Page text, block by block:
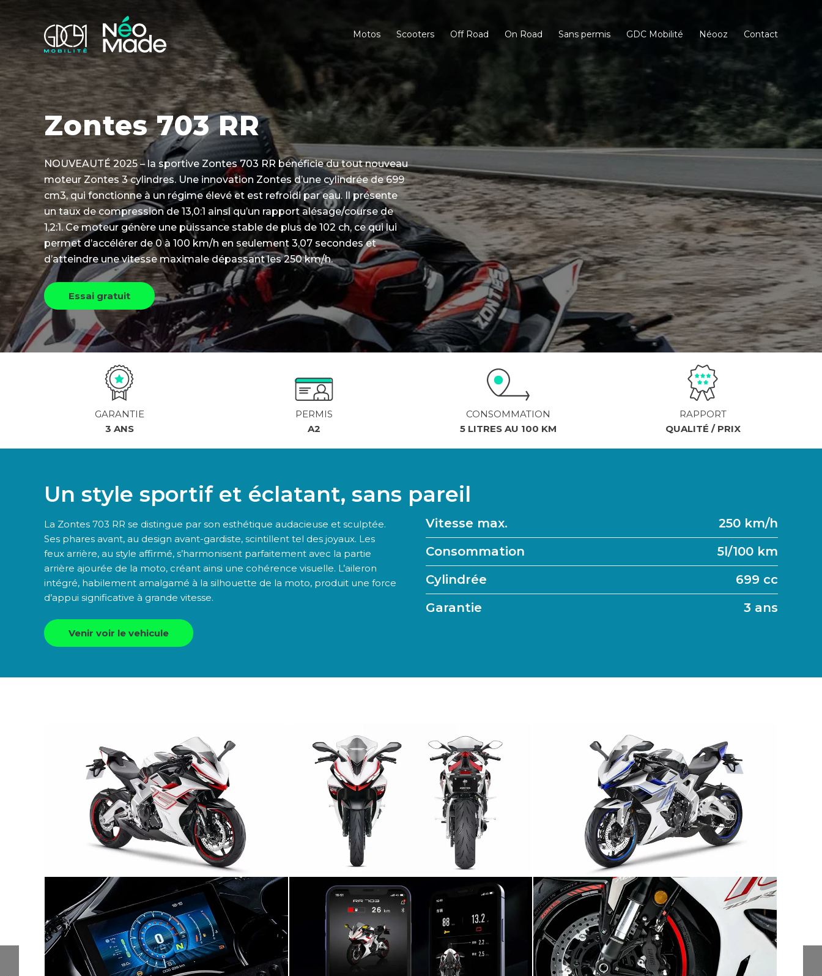
Motos Scooters Off Road On Road Sans permis GDC Mobilité Néooz Contact
Zontes 703 RR
NOUVEAUTÉ 2025 – la sportive Zontes 703 RR bénéficie du tout nouveau
moteur Zontes 3 cylindres. Une innovation Zontes d’une cylindrée de 699
cm3, qui fonctionne à un régime élevé et est refroidi par eau. Il présente
un taux de compression de 13,0:1 ainsi qu’un rapport alésage/course de
1,2:1. Ce moteur génère une puissance stable de plus de 102 ch, ce qui lui
permet d’accélérer de 0 à 100 km/h en seulement 3,07 secondes et
d’atteindre une vitesse maximale dépassant les 250 km/h.
Essai gratuit
GARANTIE
3 ANS
PERMIS
A2
CONSOMMATION
5 LITRES AU 100 KM
RAPPORT
QUALITÉ / PRIX
Un style sportif et éclatant, sans pareil
La Zontes 703 RR se distingue par son esthétique audacieuse et sculptée.
Ses phares avant, au design avant-gardiste, scintillent tel des joyaux. Les
feux arrière, au style affirmé, s’harmonisent parfaitement avec la partie
arrière ajourée de la moto, créant ainsi une cohérence visuelle. L’aileron
intégré, habilement amalgamé à la silhouette de la moto, produit une force
d’appui significative à grande vitesse.
Venir voir le vehicule
Vitesse max.
250 km/h
Consommation
5l/100 km
Cylindrée
699 cc
Garantie
3 ans
Zontes 703 F